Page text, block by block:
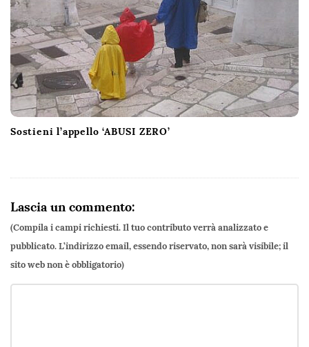
Sostieni l’appello ‘ABUSI ZERO’
Lascia un commento:
(Compila i campi richiesti. Il tuo contributo verrà analizzato e
pubblicato. L’indirizzo email, essendo riservato, non sarà visibile; il
sito web non è obbligatorio)